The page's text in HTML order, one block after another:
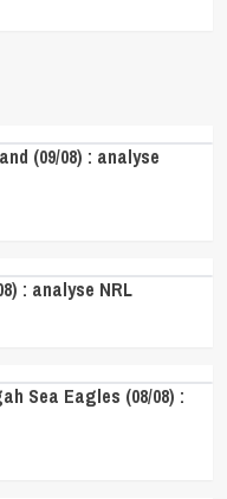
(09/08) : analyse
: analyse NRL
Sea Eagles (08/08) :